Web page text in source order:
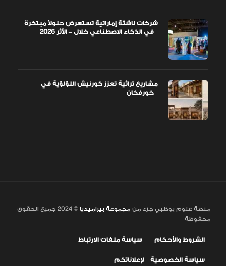
شركات ناشئة إماراتية تستعرض حلولاً مبتكرة
مشاريع تراثية تعزز كورنيش اللؤلؤية في
منصة علوم بوظبي جزء من مجموعة بيراميديا
© 2024 جميع الحقوق
محفوظة
الشروط والأحكام سياسة ملفات الارتباط
سياسة الخصوصية لإعلاناتكم